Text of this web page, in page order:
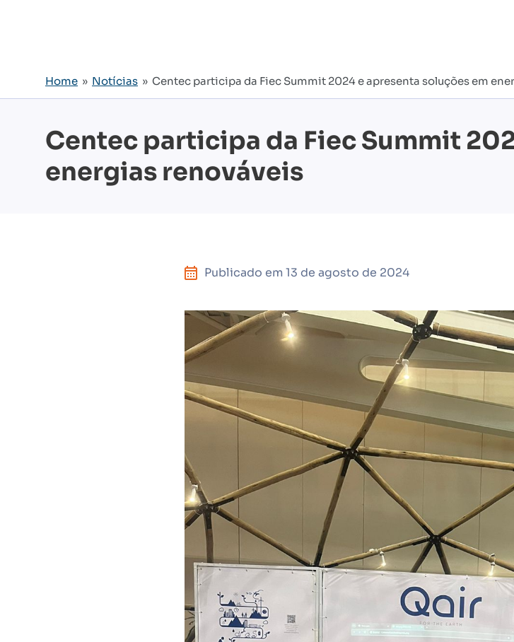
Home » Notícias » Centec participa da Fiec Summit 2024 e apresenta soluções em
Centec participa da Fiec Summit
energias renováveis
Publicado em 13 de agosto de 2024